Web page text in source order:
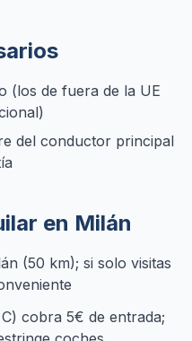
(los de fuera de la UE
del conductor principal
en Milán
(50 km); si solo visitas
cobra 5€ de entrada;